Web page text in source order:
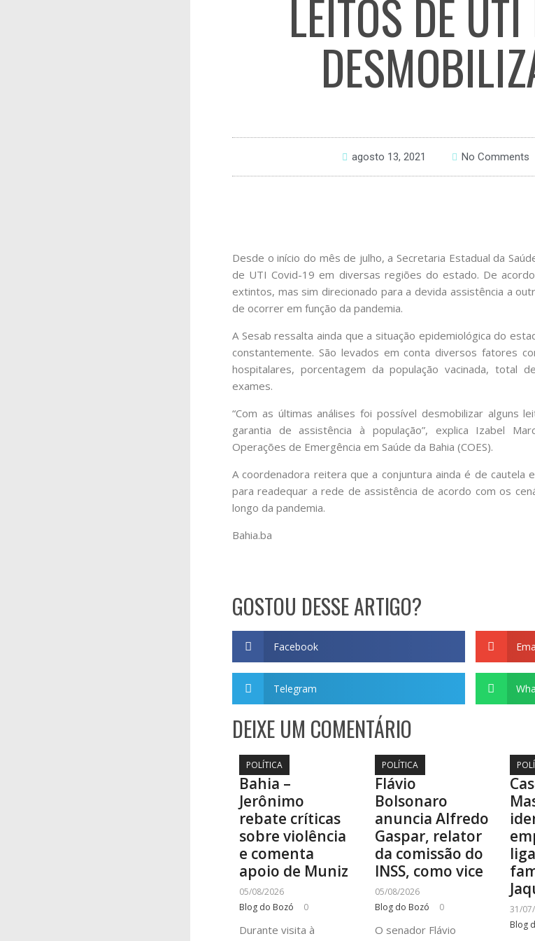
LEITOS DE
agosto 13, 2021 No Comments
Desde o início do mês de julho, a Secretaria Estadual da
de UTI Covid-19 em diversas regiões do estado. De
extintos, mas sim direcionado para a devida assistência a
de ocorrer em função da pandemia.
A Sesab ressalta ainda que a situação epidemiológica do
constantemente. São levados em conta diversos fatores
hospitalares, porcentagem da população vacinada, total
exames.
“Com as últimas análises foi possível desmobilizar alguns
garantia de assistência à população”, explica Izabel
Operações de Emergência em Saúde da Bahia (COES).
A coordenadora reitera que a conjuntura ainda é de
para readequar a rede de assistência de acordo com os
longo da pandemia.
Bahia.ba
GOSTOU DESSE ARTIGO?
Facebook
Telegram
DEIXE UM COMENTÁRIO
POLÍTICA
Bahia –
Jerônimo
rebate críticas
sobre violência
e comenta
apoio de Muniz
05/08/2026
Blog do Bozó
0
Durante visita à
POLÍTICA
Flávio
Bolsonaro
anuncia Alfredo
Gaspar, relator
da comissão do
INSS, como vice
05/08/2026
Blog do Bozó
0
O senador Flávio
31/
Blog